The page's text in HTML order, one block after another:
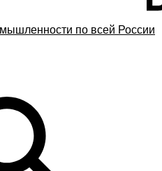
по всей России